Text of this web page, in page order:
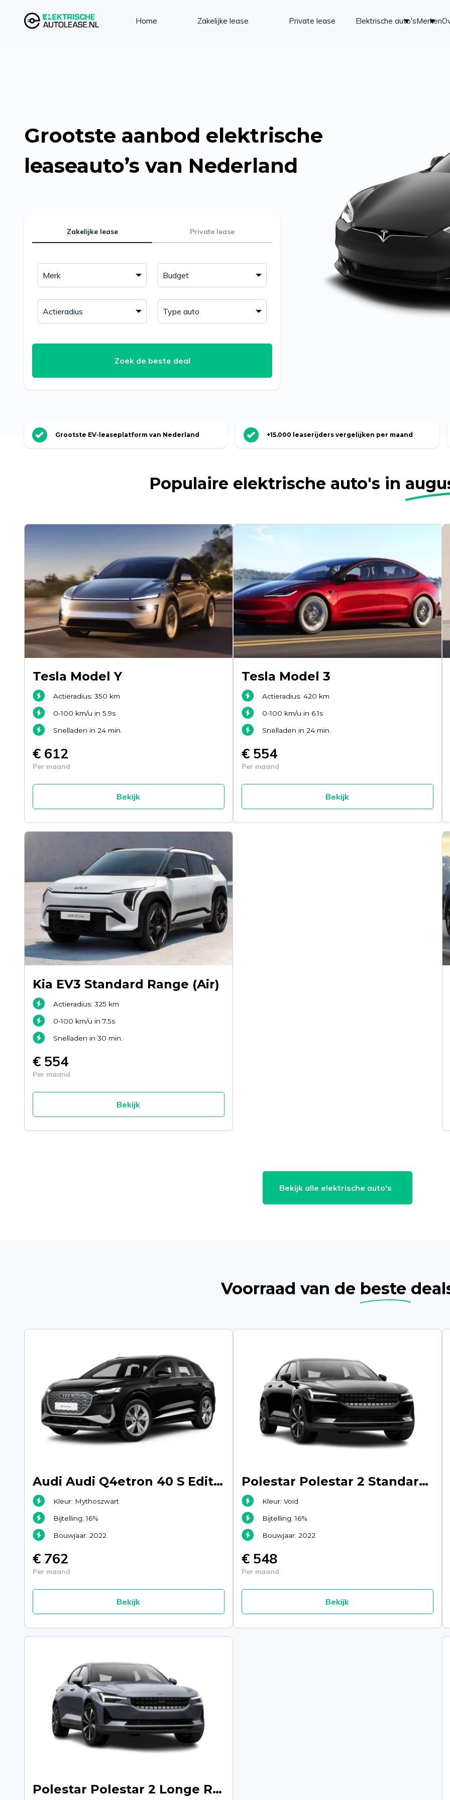
Home Zakelijke lease Private lease Elektrische auto'sMerken
Grootste aanbod elektrische
leaseauto’s van Nederland
Zakelijke lease Private lease
Grootste EV-leaseplatform van Nederland +15.000 leaserijders vergelijken per maand
Populaire elektrische auto's in
Tesla Model Y
Actieradius: 350 km
0-100 km/u in 5.9s
Snelladen in 24 min.
€ 612
Per maand
Bekijk
Tesla Model 3
Actieradius: 420 km
0-100 km/u in 6.1s
Snelladen in 24 min.
€ 554
Per maand
Bekijk
Kia EV3 Standard Range (Air)
Actieradius: 325 km
0-100 km/u in 7.5s
Snelladen in 30 min.
€ 554
Per maand
Bekijk
Bekijk alle elektrische auto's
Voorraad van de beste
Audi Audi Q4etron 40 S Edition 150kW - Mythoszwart
Kleur: Mythoszwart
Bijtelling: 16%
Bouwjaar: 2022
€ 762
Per maand
Bekijk
Polestar Polestar 2 Standard Range Single Motor - Void
Kleur: Void
Bijtelling: 16%
Bouwjaar: 2022
€ 548
Per maand
Bekijk
Polestar Polestar 2 Longe Range Single Motor - Thunder